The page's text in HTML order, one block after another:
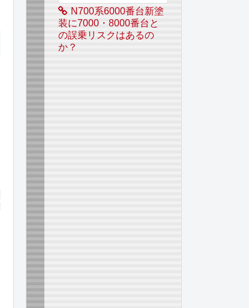
N700系6000番台新塗
装に7000・8000番台と
の誤乗リスクはあるの
か？